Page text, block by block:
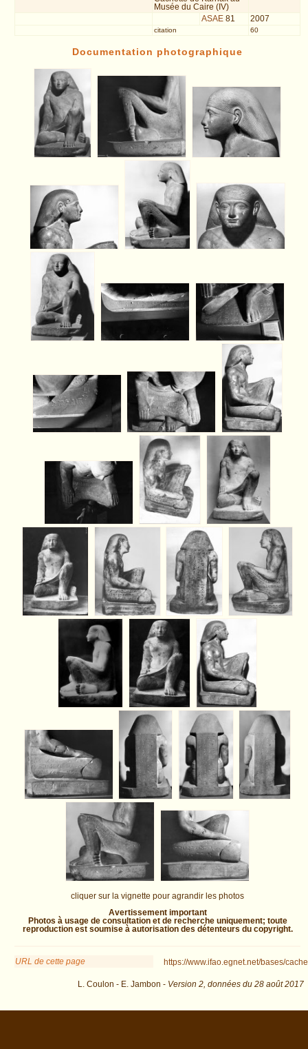
Musée du Caire (IV)
ASAE 81 2007
citation 60
Documentation photographique
cliquer sur la vignette pour agrandir les photos
Avertissement important
Photos à usage de consultation et de recherche uniquement; toute
reproduction est soumise à autorisation des détenteurs du copyright.
URL de cette page https://www.ifao.egnet.net/bases/
L. Coulon - E. Jambon - Version 2, données du 28 août 2017